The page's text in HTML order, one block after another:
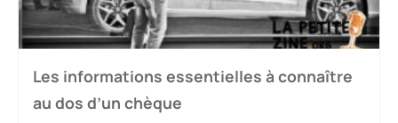
Les informations essentielles à connaître
au dos d’un chèque